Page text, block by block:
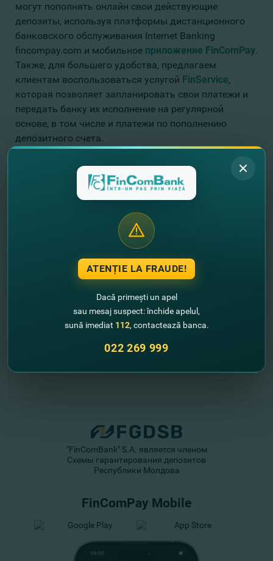
могут пополнять онлайн свои действующие
депозиты, используя платформы дистанционного
банковского обслуживания Internet Banking
fincompay.com и мобильное приложение FinComPay.
Также, для большего удобства, предлагаем
клиентам воспользоваться услугой FinService,
которая позволяет запланировать свои платежи и
передать банку их исполнение на регулярной
основе, в том числе и платежи по пополнению
депозитного счета.
FinComBank – вместе по жизни!
Alte noutati
"FinComBank" S.A. является членом
Схемы гарантирования депозитов
Республики Молдова
FinComPay Mobile
ATENȚIE LA FRAUDE!
Dacă primești un apel
sau mesaj suspect: închide apelul,
sună imediat 112, contactează banca.
022 269 999